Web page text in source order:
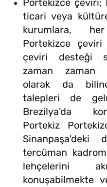
Portekizce çeviri;
ticari veya
kurumlara,
Portekizce
çeviri desteği
zaman zaman
olarak da
talepleri de
Brezilya'da
Portekiz
Sinanpaşa'deki
tercüman
lehçelerini
konuşabilmekte